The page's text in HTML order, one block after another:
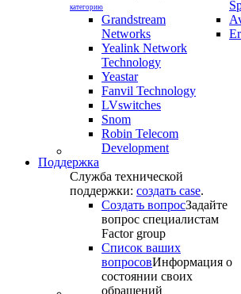
категорию
Grandstream
Networks
Yealink Network
Technology
Yeastar
Fanvil Technology
LVswitches
Snom
Robin Telecom
Development
Поддержка
Служба технической
поддержки: создать case.
Создать вопросЗадайте
вопрос специалистам
Factor group
Список ваших
вопросовИнформация о
состоянии своих
обращений